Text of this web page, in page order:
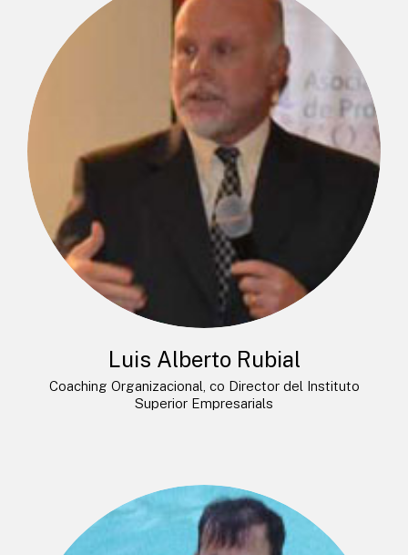
Luis Alberto Rubial
Coaching Organizacional, co Director del Instituto
Superior Empresarials